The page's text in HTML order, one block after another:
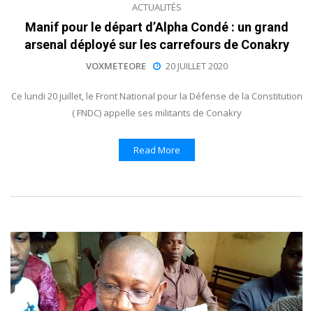
ACTUALITÉS
Manif pour le départ d’Alpha Condé : un grand
arsenal déployé sur les carrefours de Conakry
VOXMETEORE 20 JUILLET 2020
Ce lundi 20 juillet, le Front National pour la Défense de la Constitution
( FNDC) appelle ses militants de Conakry
Read More